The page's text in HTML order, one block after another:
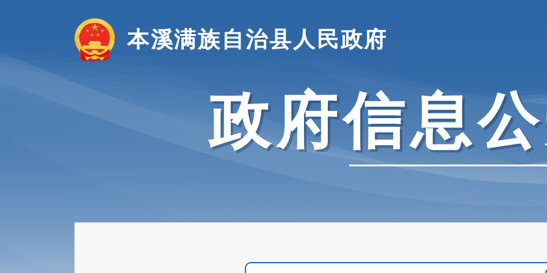
本溪满族自治县人民政府
政府信息